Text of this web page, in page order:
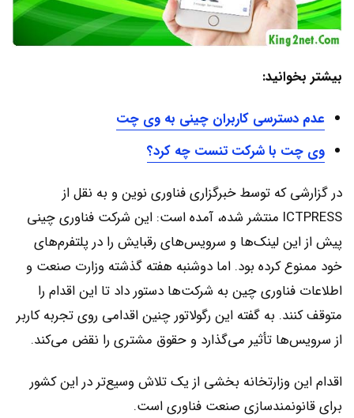
بیشتر بخوانید:
عدم دسترسی کاربران چینی به وی چت
وی چت با شرکت تنست چه کرد؟
در گزارشی که توسط خبرگزاری فناوری نوین و به نقل از
ICTPRESS منتشر شده، آمده است: این شرکت فناوری چینی
پیش از این لینک‌ها و سرویس‌های رقبایش را در پلتفرم‌های
خود ممنوع کرده بود. اما دوشنبه هفته گذشته وزارت صنعت و
اطلاعات فناوری چین به شرکت‌ها دستور داد تا این اقدام را
متوقف کنند. به گفته این رگولاتور چنین اقدامی روی تجربه کاربر
از سرویس‌ها تأثیر می‌گذارد و حقوق مشتری را نقض می‌کند.
اقدام این وزارتخانه بخشی از یک تلاش وسیع‌تر در این کشور
برای قانونمندسازی صنعت فناوری است.